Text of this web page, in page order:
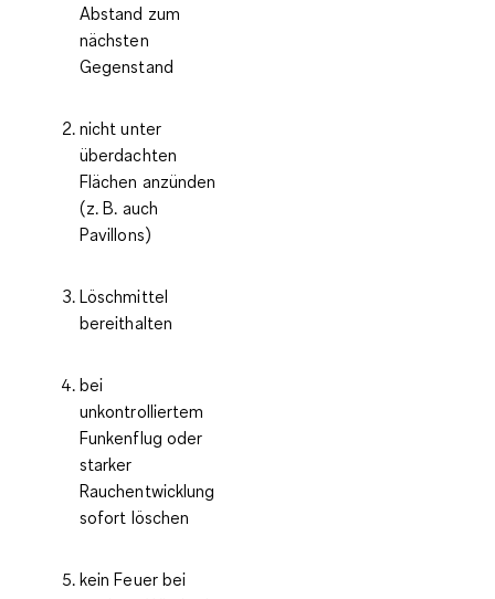
Abstand zum
nächsten
Gegenstand
nicht unter
überdachten
Flächen anzünden
(z. B. auch
Pavillons)
Löschmittel
bereithalten
bei
unkontrolliertem
Funkenflug oder
starker
Rauchentwicklung
sofort löschen
kein Feuer bei